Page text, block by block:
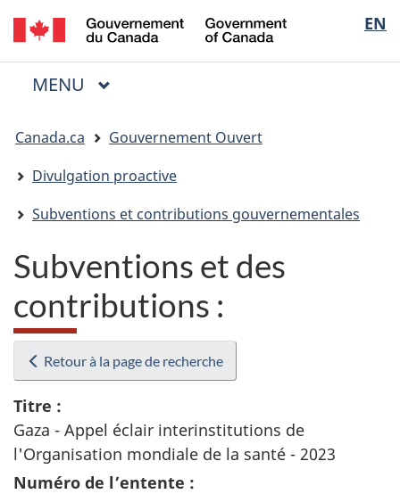
Passer
au
contenu
Passer
à
« Au
Passer
à
la
EN
of
Menu
MENU PRINCIPAL
êtes
ici
Canada.ca
Gouvernement Ouvert
Divulgation proactive
Subventions et contributions gouvernementales
Subventions et des
contributions :
Retour à la page de recherche
Titre :
Gaza - Appel éclair interinstitutions de
l'Organisation mondiale de la santé - 2023
Numéro de l’entente :